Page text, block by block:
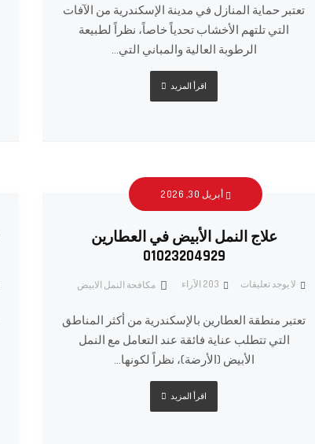
تعتبر حماية المنازل في مدينة الإسكندرية من الآفات
التي تلتهم الأخشاب تحدياً خاصاً، نظراً لطبيعة
الرطوبة العالية والمباني التي...
اقرأ المزيد
أبريل 30, 2026
علاج النمل الأبيض في العطارين
01023204929
مكافحة النمل الابيض لا يوجد تعليقات الآراء
تعتبر منطقة العطارين بالإسكندرية من أكثر المناطق
التي تتطلب عناية فائقة عند التعامل مع النمل
الأبيض (الأرضة)، نظراً لكونها...
اقرأ المزيد